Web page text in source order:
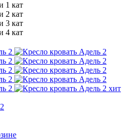
1 кат
2 кат
3 кат
4 кат
хит